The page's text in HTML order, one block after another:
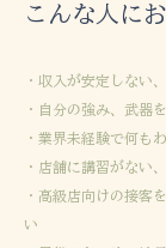
こんな人に
・収入が安定しない
・自分の強み、武器
・業界未経験で何も
・店舗に講習がない
・高級店向けの接客
い